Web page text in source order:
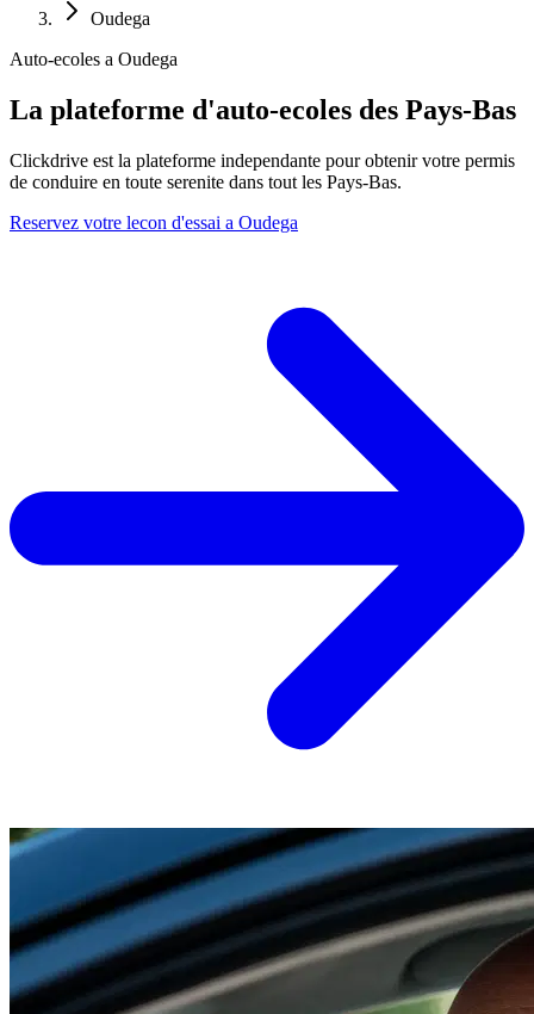
Oudega
Auto-ecoles a Oudega
La plateforme d'auto-ecoles des Pays-Bas
Clickdrive est la plateforme independante pour obtenir votre permis
de conduire en toute serenite dans tout les Pays-Bas.
Reservez votre lecon d'essai a Oudega